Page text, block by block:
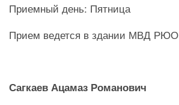
Приемный день: Пятница
Прием ведется в здании МВД РЮО
Сагкаев Ацамаз Романович